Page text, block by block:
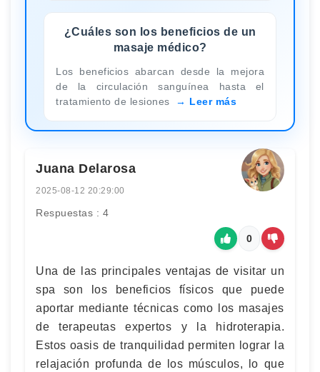
¿Cuáles son los beneficios de un
masaje médico?
Los beneficios abarcan desde la mejora
de la circulación sanguínea hasta el
tratamiento de lesiones
Leer más
Juana Delarosa
2025-08-12 20:29:00
Respuestas : 4
0
Una de las principales ventajas de visitar un
spa son los beneficios físicos que puede
aportar mediante técnicas como los masajes
de terapeutas expertos y la hidroterapia.
Estos oasis de tranquilidad permiten lograr la
relajación profunda de los músculos, lo que